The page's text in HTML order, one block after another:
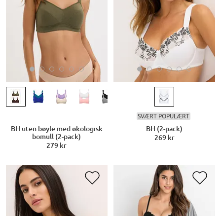
BH uten bøyle med økologisk
bomull (2-pack)
279 kr
SVÆRT POPULÆRT
BH (2-pack)
269 kr